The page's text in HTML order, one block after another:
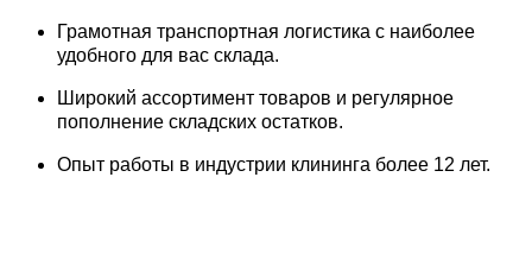
Грамотная транспортная логистика с наиболее
удобного для вас склада.
Широкий ассортимент товаров и регулярное
пополнение складских остатков.
Опыт работы в индустрии клининга более 12 лет.